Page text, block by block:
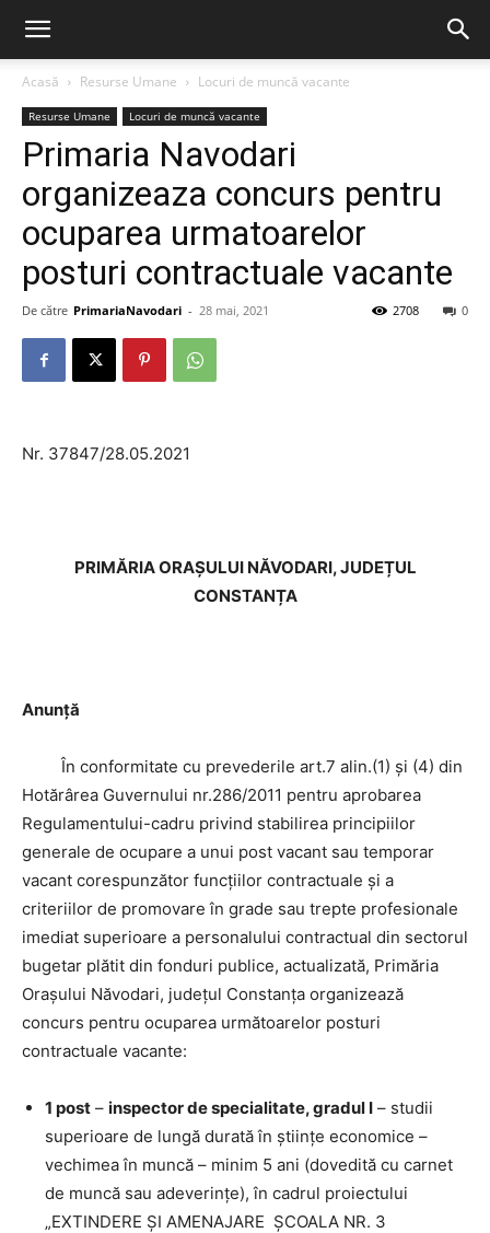
Acasă Resurse Umane Locuri de muncă vacante
Resurse Umane Locuri de muncă vacante
Primaria Navodari
organizeaza concurs pentru
ocuparea urmatoarelor
posturi contractuale vacante
De către PrimariaNavodari - 28 mai, 2021 0
2708
Nr. 37847/28.05.2021
PRIMĂRIA ORAȘULUI NĂVODARI, JUDEȚUL
CONSTANȚA
Anunță
În conformitate cu prevederile art.7 alin.(1) și (4) din
Hotărârea Guvernului nr.286/2011 pentru aprobarea
Regulamentului-cadru privind stabilirea principiilor
generale de ocupare a unui post vacant sau temporar
vacant corespunzător funcțiilor contractuale și a
criteriilor de promovare în grade sau trepte profesionale
imediat superioare a personalului contractual din sectorul
bugetar plătit din fonduri publice, actualizată, Primăria
Orașului Năvodari, județul Constanța organizează
concurs pentru ocuparea următoarelor posturi
contractuale vacante:
1 post – inspector de specialitate, gradul I – studii
superioare de lungă durată în științe economice –
vechimea în muncă – minim 5 ani (dovedită cu carnet
de muncă sau adeverințe), în cadrul proiectului
„EXTINDERE ȘI AMENAJARE ȘCOALA NR. 3